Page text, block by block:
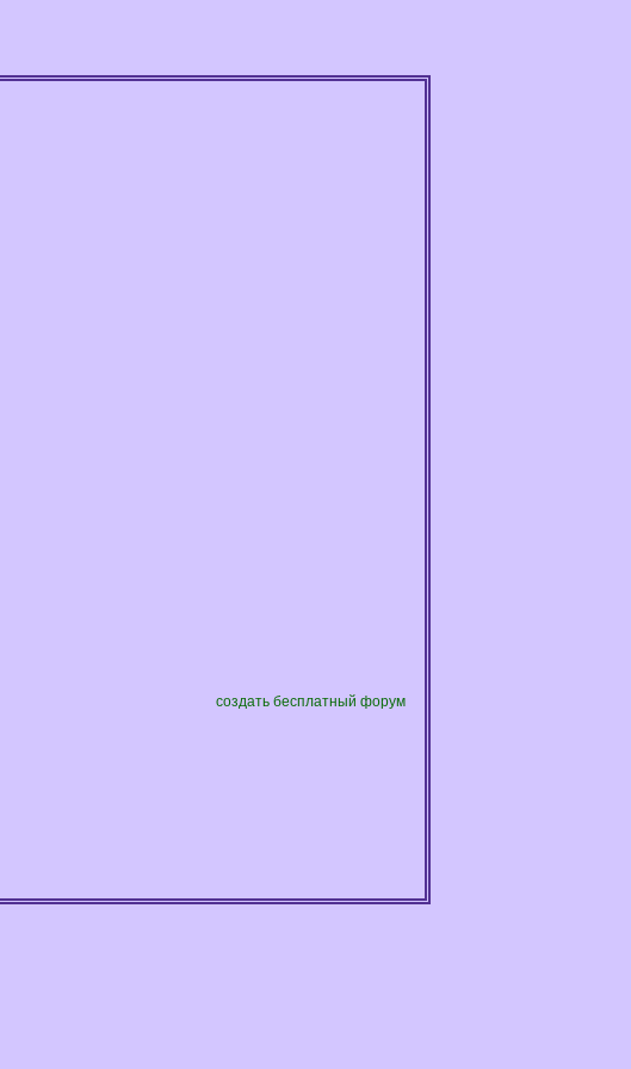
создать бесплатный форум